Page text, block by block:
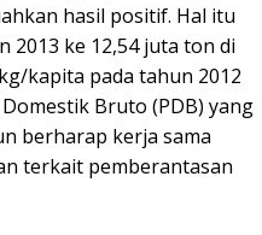
hasil positif. Hal itu
ke 12,54 juta ton di
kapita pada tahun 2012
Bruto (PDB) yang
berharap kerja sama
terkait pemberantasan